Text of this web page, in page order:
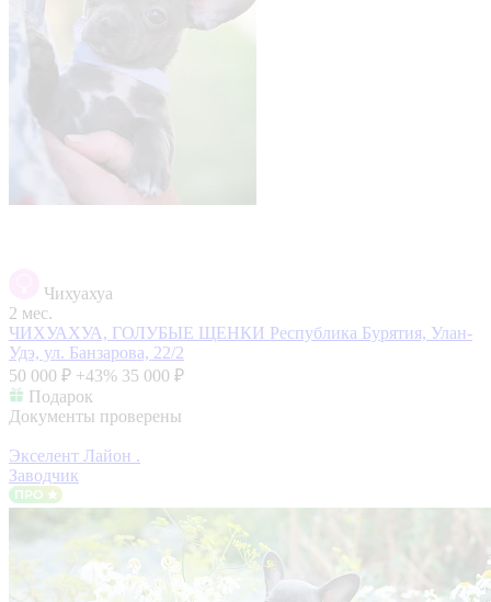
Чихуахуа
2 мес.
ЧИХУАХУА, ГОЛУБЫЕ ЩЕНКИ Республика Бурятия, Улан-
Удэ, ул. Банзарова, 22/2
50 000 ₽ +43% 35 000 ₽
Подарок
Документы проверены
Экселент Лайон .
Заводчик